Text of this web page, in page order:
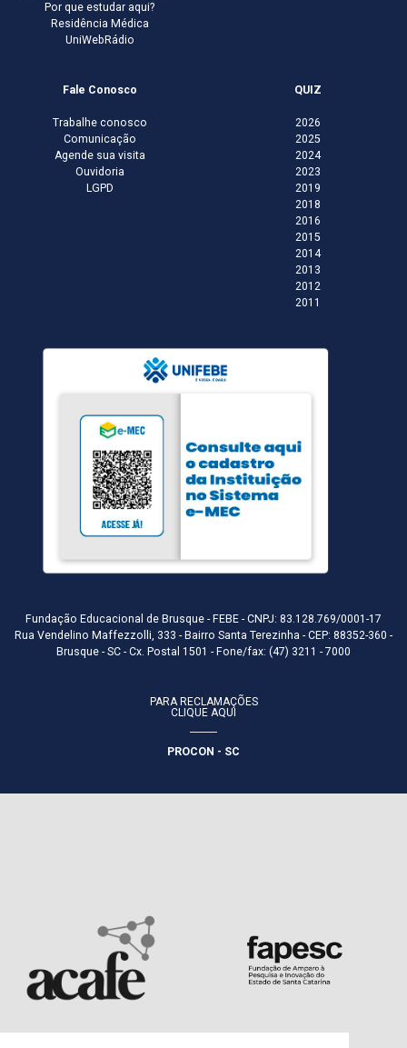
Por que estudar aqui?
Residência Médica
UniWebRádio
Fale Conosco
Trabalhe conosco
Comunicação
Agende sua visita
Ouvidoria
LGPD
QUIZ
2026
2025
2024
2023
2019
2018
2016
2015
2014
2013
2012
2011
Fundação Educacional de Brusque - FEBE - CNPJ: 83.128.769/0001-17
Rua Vendelino Maffezzolli, 333 - Bairro Santa Terezinha - CEP: 88352-360 -
Brusque - SC - Cx. Postal 1501 - Fone/fax: (47) 3211 - 7000
PARA RECLAMAÇÕES
CLIQUE AQUI
PROCON - SC